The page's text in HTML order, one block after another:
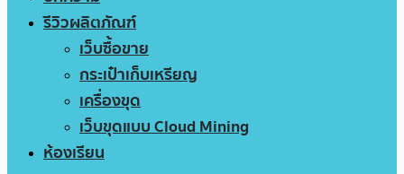
รีวิวผลิตภัณฑ์
เว็บซื้อขาย
กระเป๋าเก็บเหรียญ
เครื่องขุด
เว็บขุดแบบ Cloud Mining
ห้องเรียน